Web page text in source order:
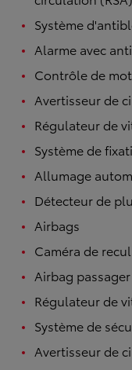
Système
Alarme avec
Contrôle de
Avertisseur de
Régulateur de
Système de
Allumage
Détecteur de
Airbags
Caméra de recul
Airbag
Régulateur de
Système de
Avertisseur de